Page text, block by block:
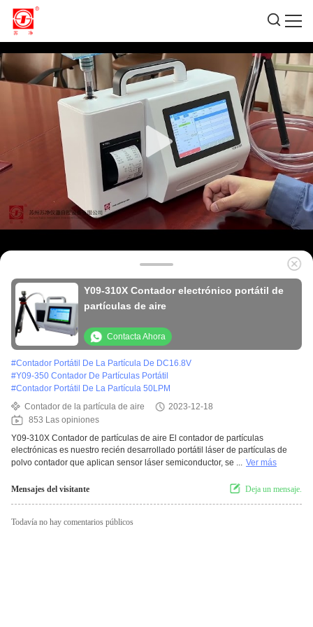
Y09-310X Contador electrónico portátil de
partículas de aire
Contacta Ahora
#Contador Portátil De La Partícula De DC16.8V
#Y09-350 Contador De Partículas Portátil
#Contador Portátil De La Partícula 50LPM
Contador de la partícula de aire
2023-12-18
853 Las opiniones
Y09-310X Contador de partículas de aire El contador de partículas
electrónicas es nuestro recién desarrollado portátil láser de partículas de
polvo contador que aplican sensor láser semiconductor, se ... Ver más
Mensajes del visitante Deja un mensaje.
Todavía no hay comentarios públicos